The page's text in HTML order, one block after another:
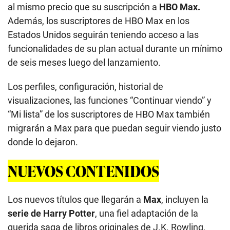
al mismo precio que su suscripción a HBO Max.
Además, los suscriptores de HBO Max en los
Estados Unidos seguirán teniendo acceso a las
funcionalidades de su plan actual durante un mínimo
de seis meses luego del lanzamiento.
Los perfiles, configuración, historial de
visualizaciones, las funciones “Continuar viendo” y
“Mi lista” de los suscriptores de HBO Max también
migrarán a Max para que puedan seguir viendo justo
donde lo dejaron.
NUEVOS CONTENIDOS
Los nuevos títulos que llegarán a Max, incluyen la
serie de Harry Potter, una fiel adaptación de la
querida saga de libros originales de J.K. Rowling,